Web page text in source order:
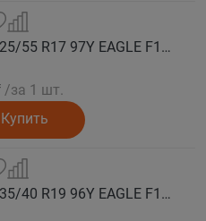
GOODYEAR Автошина 225/55 R17 97Y EAGLE F1 ASYMMETRIC 6 FP лето
/за 1 шт.
Купить
GOODYEAR Автошина 235/40 R19 96Y EAGLE F1 ASYMMETRIC 6 * XL лето